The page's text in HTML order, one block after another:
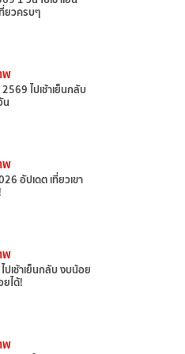
ยวครบๆ
พ
ไปเช้าเย็นกลับ
น
พ
อัปเดต เที่ยวเขา
พ
ปเช้าเย็นกลับ งบน้อย
ได้!
พ